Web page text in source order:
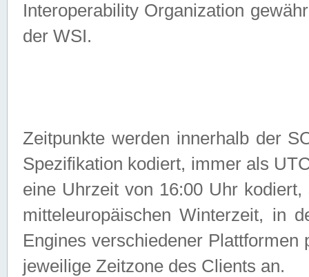
Interoperability Organization
der WSI.
Zeitpunkte werden innerhalb der
Spezifikation kodiert, immer als
eine Uhrzeit von 16:00 Uhr
mitteleuropäischen Winterzeit, in
Engines verschiedener
jeweilige Zeitzone des Clients an.